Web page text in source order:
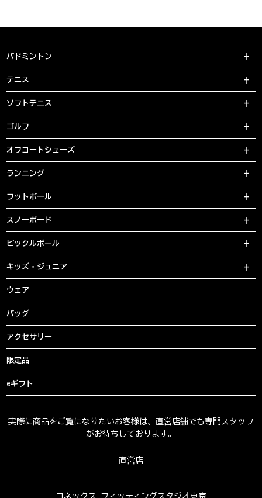
バドミントン
テニス
ソフトテニス
ゴルフ
オフコートシューズ
ランニング
フットボール
スノーボード
ピックルボール
キッズ・ジュニア
ウェア
バッグ
アクセサリー
限定品
eギフト
実際に商品をご覧になりたいお客様は、直営店舗でも専門スタッフ
がお待ちしております。
直営店
ヨネックス フィッティングスタジオ東京